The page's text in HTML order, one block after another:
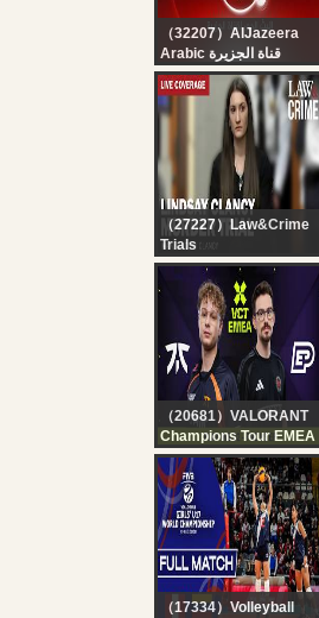
（32207）AlJazeera
Arabic قناة الجزيرة
البث الحي لقناة الجزيرة |
التغطية مستمرة
（27227）Law&Crime
Trials
LIVE: Lindsay Clancy
Murder Trial — MA v.
Lindsay Clancy — Day
（20681）VALORANT
Champions Tour EMEA
FNC vs EP - VCT EMEA
2026 Stage 2 - W4D2
（17334）Volleyball